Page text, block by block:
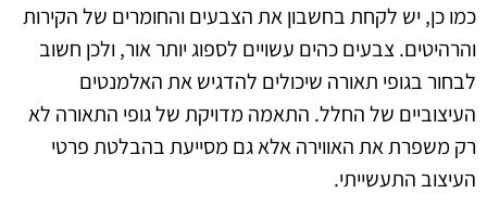
כמו כן, יש לקחת בחשבון את הצבעים והחומרים של הקירות
והרהיטים. צבעים כהים עשויים לספוג יותר אור, ולכן חשוב
לבחור בגופי תאורה שיכולים להדגיש את האלמנטים
העיצוביים של החלל. התאמה מדויקת של גופי התאורה לא
רק משפרת את האווירה אלא גם מסייעת בהבלטת פרטי
העיצוב התעשייתי.